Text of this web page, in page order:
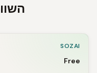
SOZAI
Free